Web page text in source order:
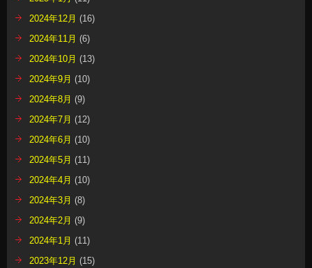
2024年12月 (16)
2024年11月 (6)
2024年10月 (13)
2024年9月 (10)
2024年8月 (9)
2024年7月 (12)
2024年6月 (10)
2024年5月 (11)
2024年4月 (10)
2024年3月 (8)
2024年2月 (9)
2024年1月 (11)
2023年12月 (15)